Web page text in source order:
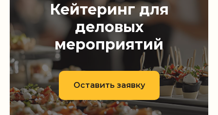
Кейтеринг для
деловых
мероприятий
Оставить заявку